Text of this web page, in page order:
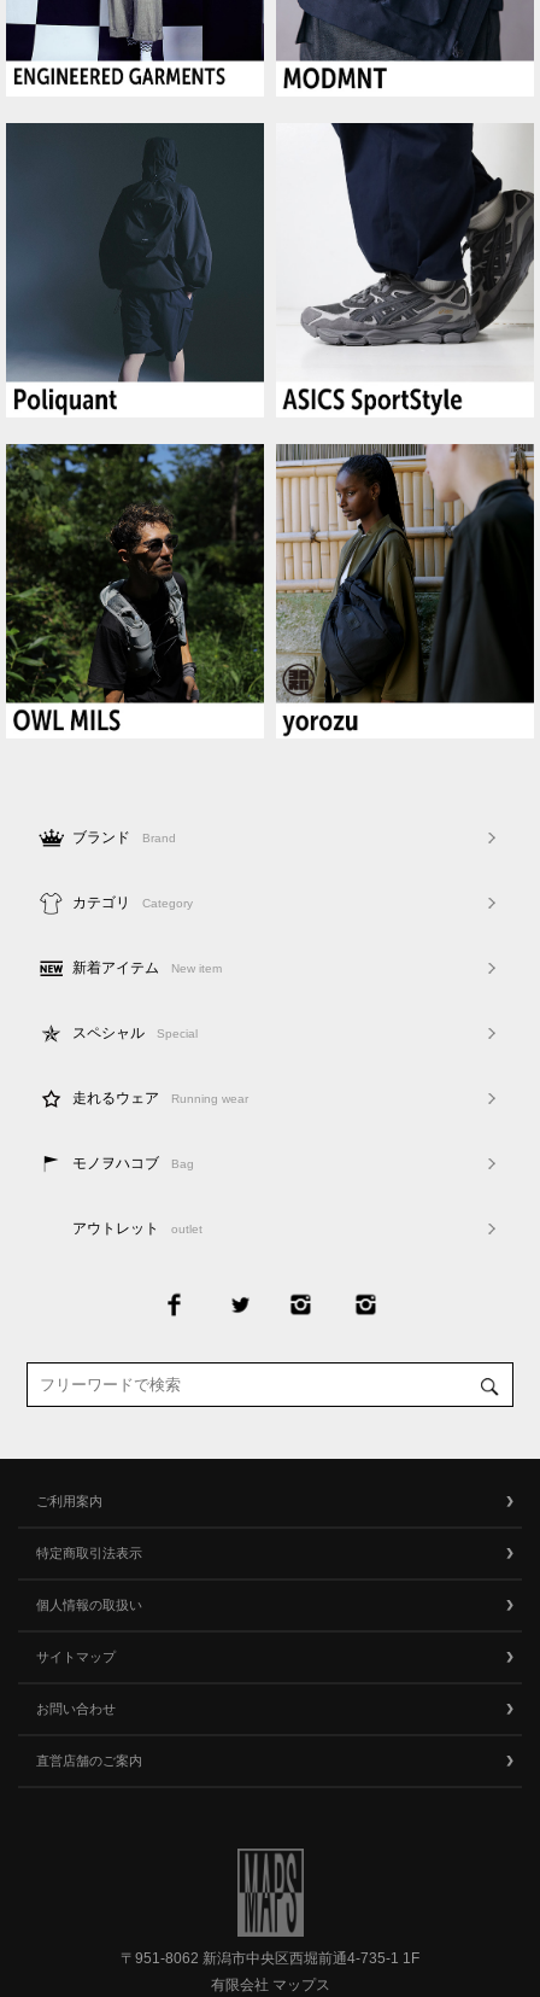
ブランド Brand
カテゴリ Category
新着アイテム New item
スペシャル Special
走れるウェア Running wear
モノヲハコブ Bag
アウトレット outlet
ご利用案内
特定商取引法表示
個人情報の取扱い
サイトマップ
お問い合わせ
直営店舗のご案内
〒951-8062 新潟市中央区西堀前通4-735-1 1F
有限会社 マップス